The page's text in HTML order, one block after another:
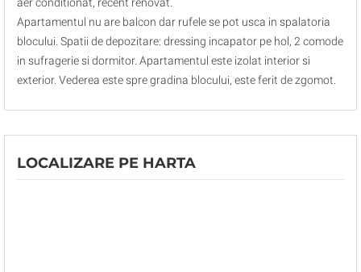
Apartamentul nu are balcon dar rufele se pot usca in spalatoria
blocului. Spatii de depozitare: dressing incapator pe hol, 2 comode
in sufragerie si dormitor. Apartamentul este izolat interior si
exterior. Vederea este spre gradina blocului, este ferit de zgomot.
LOCALIZARE PE HARTA